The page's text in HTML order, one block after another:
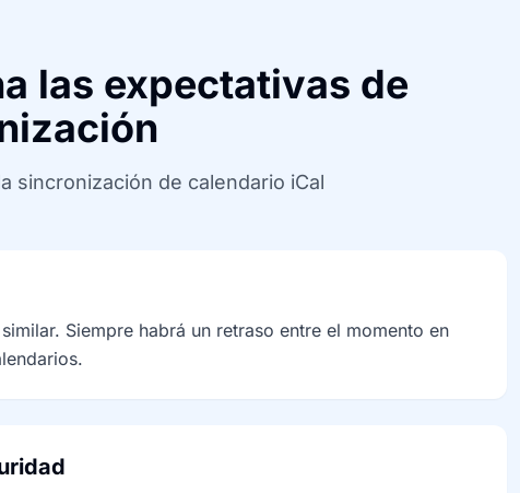
las expectativas de
sincronización de calendario iCal
Siempre habrá un retraso entre el momento en